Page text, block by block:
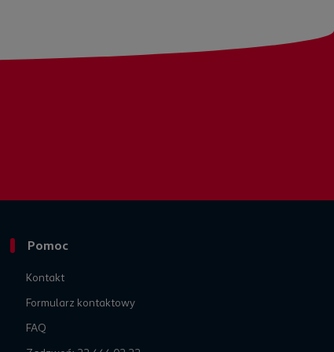
Pomoc
Kontakt
Formularz kontaktowy
FAQ